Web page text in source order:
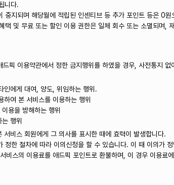
니다.
지되며 해당월에 적립된 인센티브 등 추가 포인트 등은 0원
및 무료 또는 할인 이용 권한은 일체 회수 또는 소멸되며,
픽 이용약관에서 정한 금지행위를 하였을 경우, 사전통지
인에게 대여, 양도, 위임하는 행위.
여 본 서비스를 이용하는 행위
용을 방해하는 행위
행위
비스 회원에게 그 의사를 표시한 때에 효력이 발생합니다.
한 절차에 따라 이의신청을 할 수 있습니다. 이 때 이의가
스의 이용료를 애드픽 포인트로 환불하며, 이 경우 이용